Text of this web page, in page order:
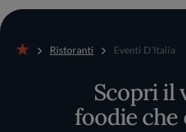
Ristoranti Eventi D'Italia
Scopri il
foodie che